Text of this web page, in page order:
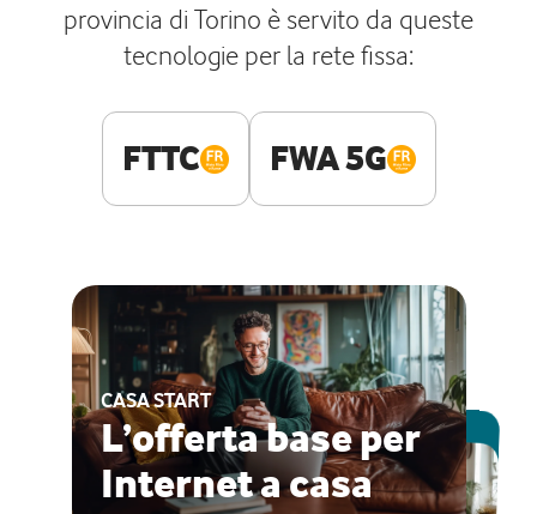
provincia di Torino è servito da queste
tecnologie per la rete fissa:
FTTC FWA 5G
CASA START
L’offerta base per
Internet a casa
ESCLUSIVA ONLINE